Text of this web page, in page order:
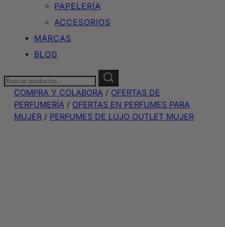
PAPELERÍA
ACCESORIOS
MARCAS
BLOG
Buscar:
COMPRA Y COLABORA / OFERTAS DE
PERFUMERÍA / OFERTAS EN PERFUMES PARA
MUJER / PERFUMES DE LUJO OUTLET MUJER